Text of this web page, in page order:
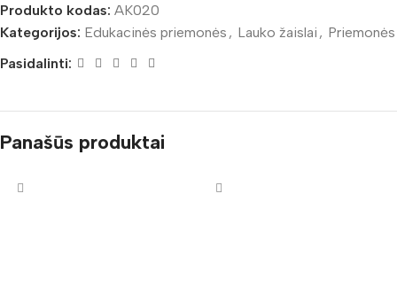
Produkto kodas: AK020
Kategorijos: Edukacinės priemonės , Lauko žaislai , Priemonės
Pasidalinti:
Panašūs produktai